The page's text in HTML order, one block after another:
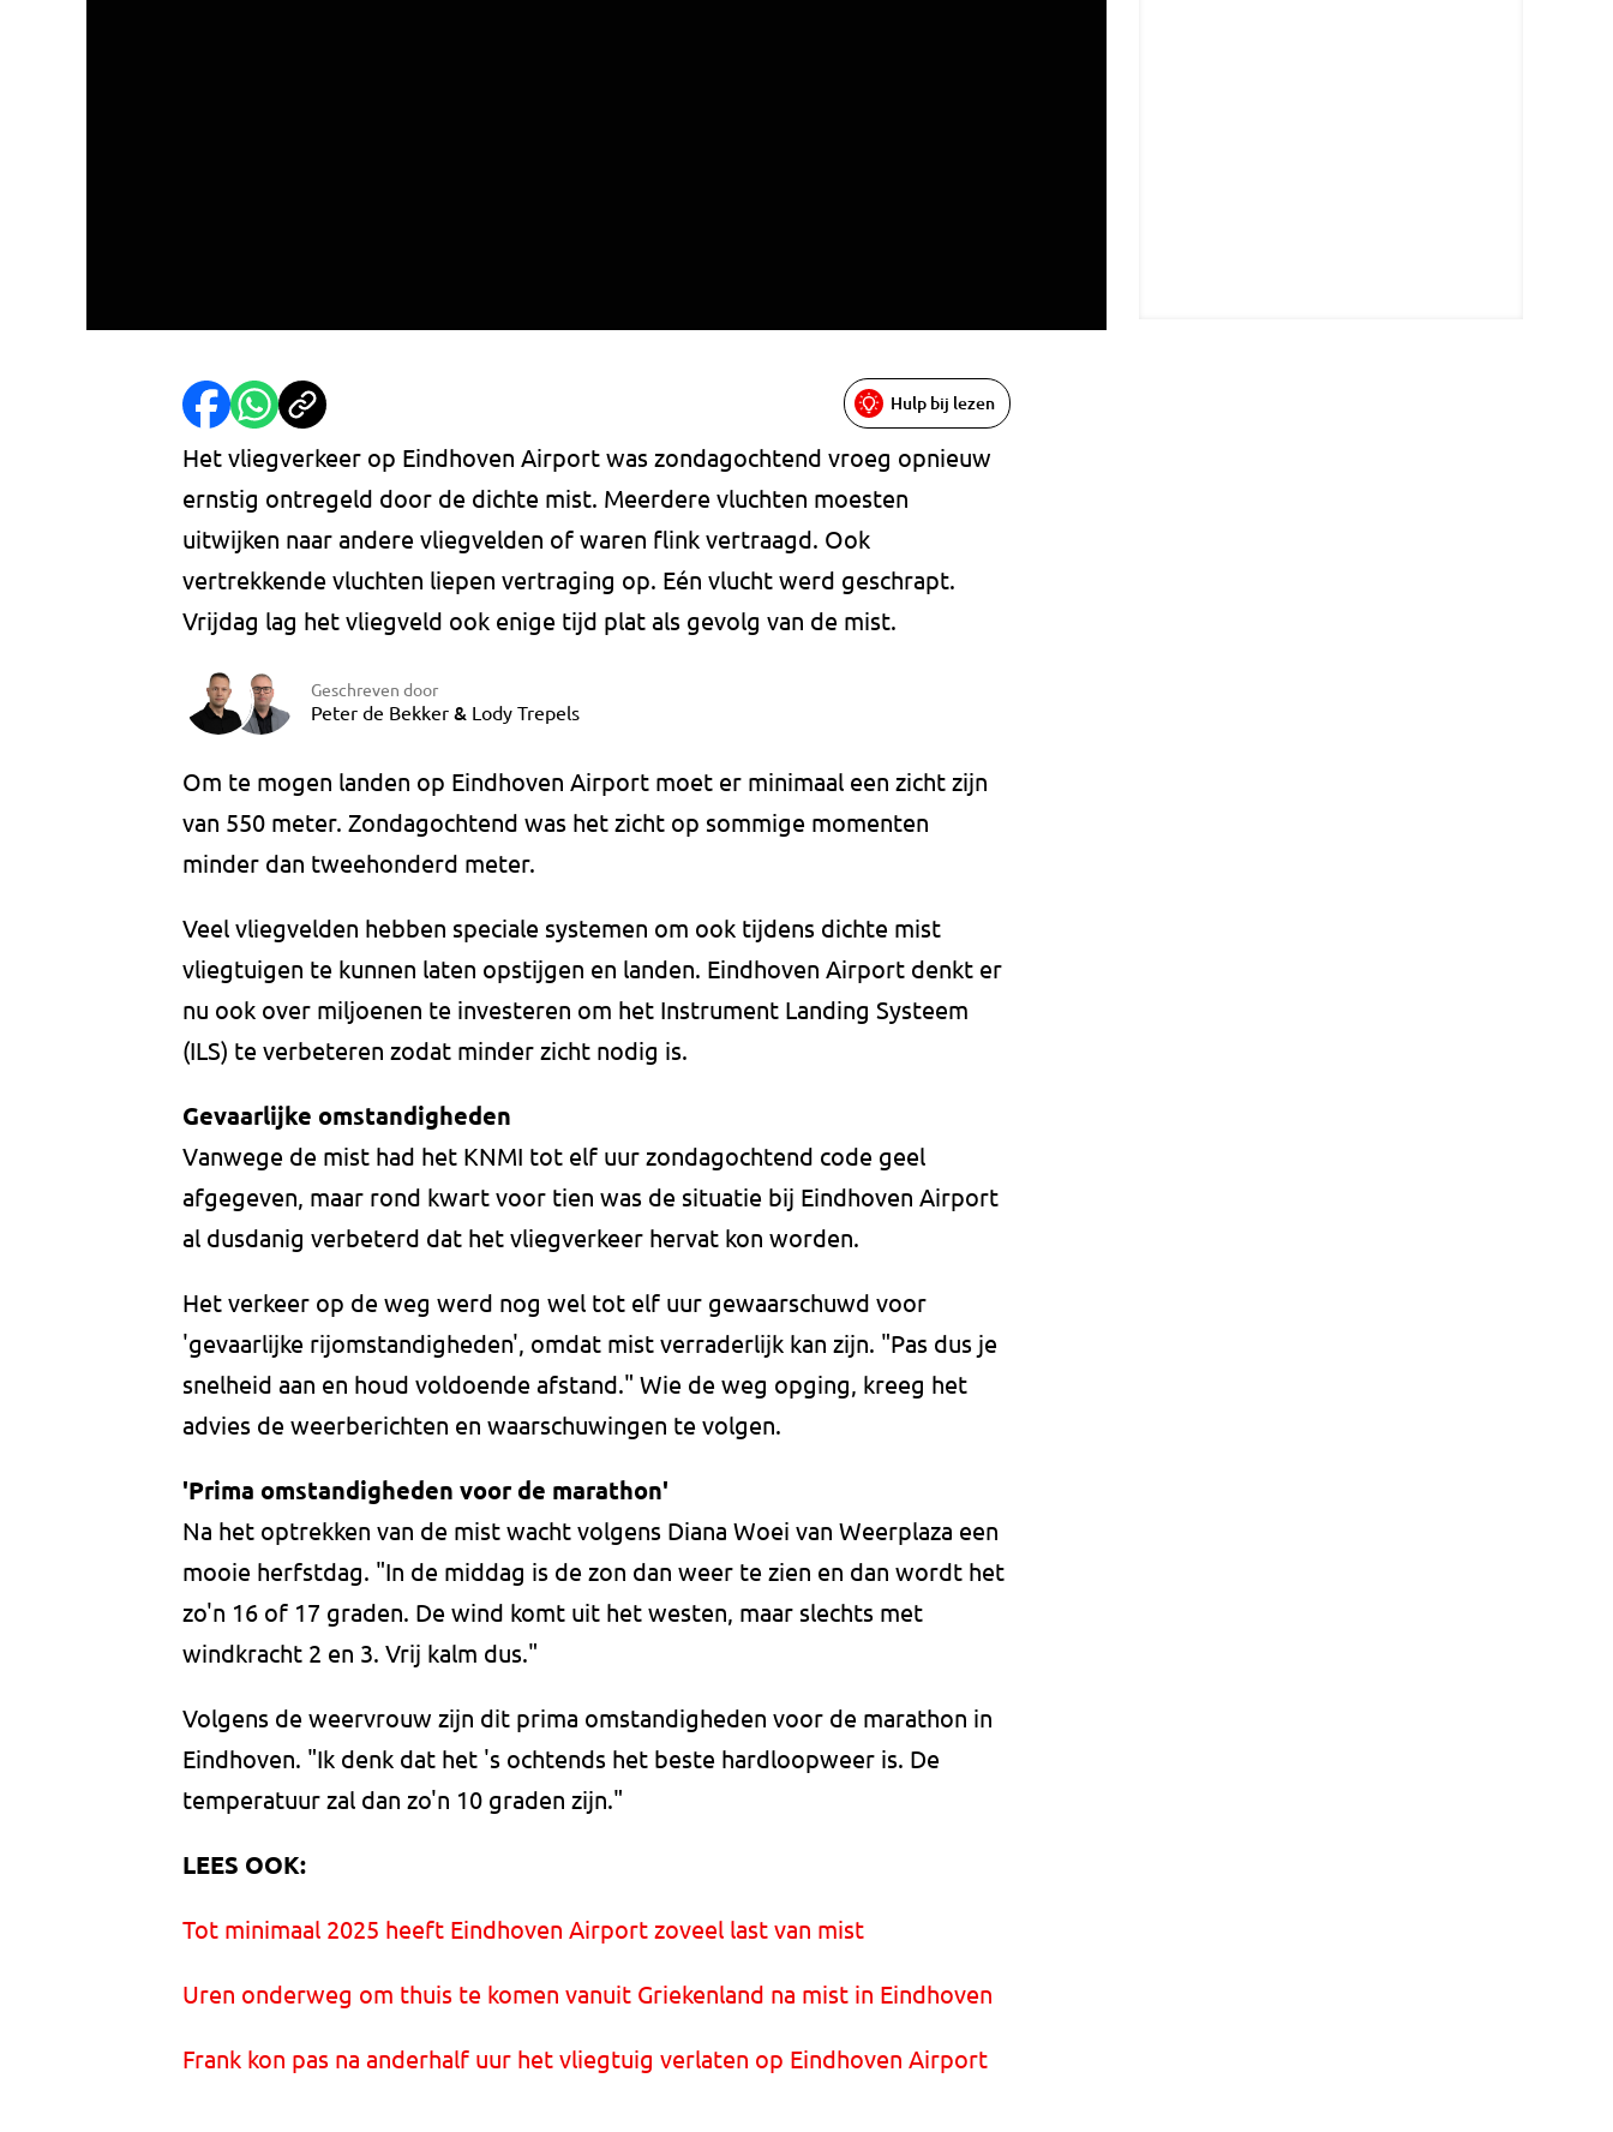
Hulp bij lezen
Het vliegverkeer op Eindhoven Airport was zondagochtend vroeg opnieuw
ernstig ontregeld door de dichte mist. Meerdere vluchten moesten
uitwijken naar andere vliegvelden of waren flink vertraagd. Ook
vertrekkende vluchten liepen vertraging op. Eén vlucht werd geschrapt.
Vrijdag lag het vliegveld ook enige tijd plat als gevolg van de mist.
Geschreven door
Peter de Bekker & Lody Trepels
Om te mogen landen op Eindhoven Airport moet er minimaal een zicht zijn
van 550 meter. Zondagochtend was het zicht op sommige momenten
minder dan tweehonderd meter.
Veel vliegvelden hebben speciale systemen om ook tijdens dichte mist
vliegtuigen te kunnen laten opstijgen en landen. Eindhoven Airport denkt er
nu ook over miljoenen te investeren om het Instrument Landing Systeem
(ILS) te verbeteren zodat minder zicht nodig is.
Gevaarlijke omstandigheden
Vanwege de mist had het KNMI tot elf uur zondagochtend code geel
afgegeven, maar rond kwart voor tien was de situatie bij Eindhoven Airport
al dusdanig verbeterd dat het vliegverkeer hervat kon worden.
Het verkeer op de weg werd nog wel tot elf uur gewaarschuwd voor
'gevaarlijke rijomstandigheden', omdat mist verraderlijk kan zijn. "Pas dus je
snelheid aan en houd voldoende afstand." Wie de weg opging, kreeg het
advies de weerberichten en waarschuwingen te volgen.
'Prima omstandigheden voor de marathon'
Na het optrekken van de mist wacht volgens Diana Woei van Weerplaza een
mooie herfstdag. "In de middag is de zon dan weer te zien en dan wordt het
zo'n 16 of 17 graden. De wind komt uit het westen, maar slechts met
windkracht 2 en 3. Vrij kalm dus."
Volgens de weervrouw zijn dit prima omstandigheden voor de marathon in
Eindhoven. "Ik denk dat het 's ochtends het beste hardloopweer is. De
temperatuur zal dan zo'n 10 graden zijn."
LEES OOK:
Tot minimaal 2025 heeft Eindhoven Airport zoveel last van mist
Uren onderweg om thuis te komen vanuit Griekenland na mist in Eindhoven
Frank kon pas na anderhalf uur het vliegtuig verlaten op Eindhoven Airport